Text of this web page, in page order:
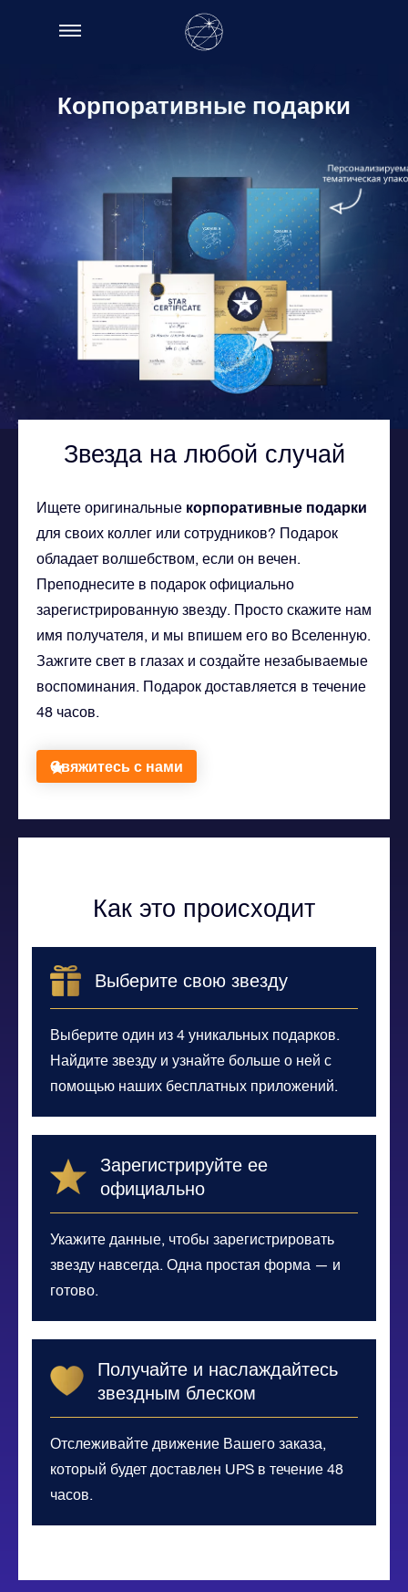
Корпоративные подарки
Звезда на любой случай
Ищете оригинальные корпоративные подарки
для своих коллег или сотрудников? Подарок
обладает волшебством, если он вечен.
Преподнесите в подарок официально
зарегистрированную звезду. Просто скажите нам
имя получателя, и мы впишем его во Вселенную.
Зажгите свет в глазах и создайте незабываемые
воспоминания. Подарок доставляется в течение
48 часов.
Свяжитесь с нами
Как это происходит
Выберите свою звезду
Выберите один из 4 уникальных подарков.
Найдите звезду и узнайте больше о ней с
помощью наших бесплатных приложений.
Зарегистрируйте ее
официально
Укажите данные, чтобы зарегистрировать
звезду навсегда. Одна простая форма — и
готово.
Получайте и наслаждайтесь
звездным блеском
Отслеживайте движение Вашего заказа,
который будет доставлен UPS в течение 48
часов.